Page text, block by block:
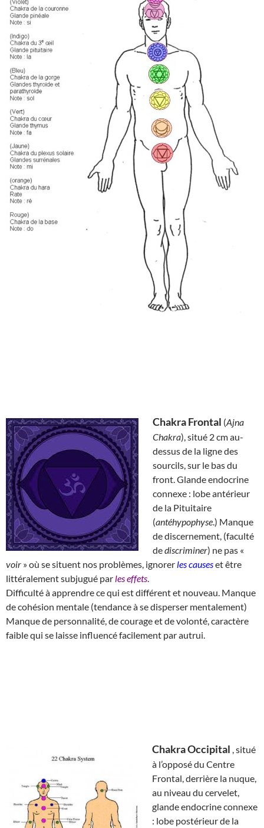
Chakra Frontal (Ajna
Chakra), situé 2 cm au-
dessus de la ligne des
sourcils, sur le bas du
front. Glande endocrine
connexe : lobe antérieur
de la Pituitaire
(antéhypophyse.) Manque
de discernement, (faculté
dediscriminer) ne pas «
voir » où se situent nos problèmes, ignorer les causeset être
littéralement subjugué par les effets
Difficulté à apprendre ce qui est différent et nouveau. Manque
de cohésion mentale (tendance à se disperser mentalement)
Manque de personnalité, de courage et de volonté, caractère
faible qui se laisse influencé facilement par autrui.
Chakra Occipital , situé
à l’opposé du Centre
Frontal, derrière la nuque,
au niveau du cervelet,
glande endocrine connexe
: lobe postérieur de la